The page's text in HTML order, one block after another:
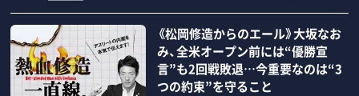
《松岡修造からのエール》大坂なお
み、全米オープン前には“優勝宣
言”も2回戦敗退…今重要なのは“3
つの約束”を守ること